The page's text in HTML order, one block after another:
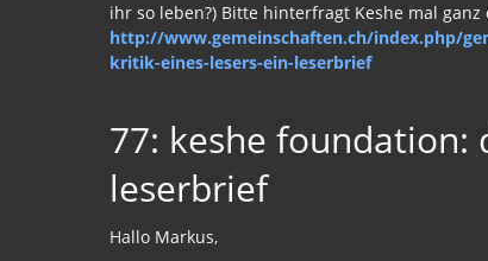
ihr so leben?) Bitte hinterfragt Keshe mal
http://www.gemeinschaften.ch/index.php/
kritik-eines-lesers-ein-leserbrief
77: keshe foundation:
leserbrief
Hallo Markus,